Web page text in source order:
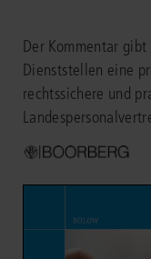
Der Kommentar
Dienststellen eine
rechtssichere und